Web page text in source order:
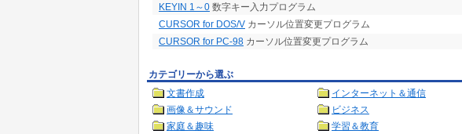
KEYIN 1～0 数字キー入力プログラム
CURSOR for DOS/V カーソル位置変更プログラム
CURSOR for PC-98 カーソル位置変更プログラム
カテゴリーから選ぶ
文書作成
インターネット＆通信
画像＆サウンド
ビジネス
家庭＆趣味
学習＆教育